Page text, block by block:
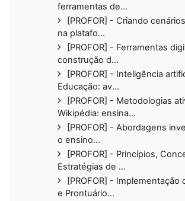
ferramentas de...
[PROFOR] - Criando
na platafo...
[PROFOR] - Ferramentas
construção d...
[PROFOR] - Inteligência
Educação: av...
[PROFOR] - Metodologias
Wikipédia: ensina...
[PROFOR] - Abordagens
o ensino...
[PROFOR] - Princípios,
Estratégias de ...
[PROFOR] - Implementação
e Prontuário...